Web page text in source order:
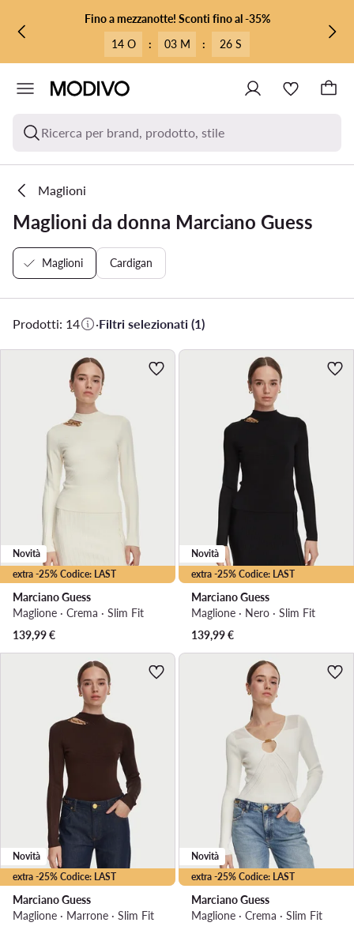
VAI AL CONTENUTO PRINCIPALE
VAI ALLA RICERCAFino a mezzanotte! Sconti fino al -35%
14 O
: 03 M : 25 S
Ricerca per brand, prodotto, stile
Maglioni
Maglioni da donna Marciano Guess
Maglioni Cardigan
Prodotti: 14 ·Filtri selezionati (1)
extra -25% Codice: LAST
Novità
Marciano Guess
Maglione · Crema · Slim Fit
139,99€
extra -25% Codice: LAST
Novità
Marciano Guess
Maglione · Nero · Slim Fit
139,99€
extra -25% Codice: LAST
Novità
Marciano Guess
Maglione · Marrone · Slim Fit
extra -25% Codice: LAST
Novità
Marciano Guess
Maglione · Crema · Slim Fit